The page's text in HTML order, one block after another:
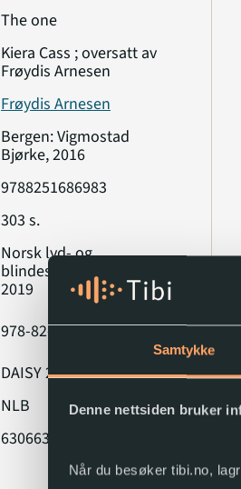
Samtykke
Denne nettsiden bruker
Når du besøker tibi.no,
The one
Kiera Cass ; oversatt av
Frøydis Arnesen
Frøydis Arnesen
Bergen: Vigmostad
Bjørke, 2016
9788251686983
303 s.
Norsk lyd- og
blindeskriftbibliotek,
2019
978-82-16-28469-8
DAISY 2.02
NLB
630663